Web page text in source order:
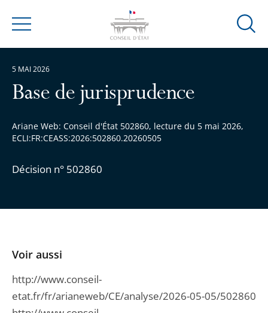
Menu
Ouvrir
Base de jurisprudence
Ariane Web: Conseil d'État 502860, lecture du 5 mai 2026,
ECLI:FR:CEASS:2026:502860.20260505
Décision n° 502860
5 MAI 2026
Voir aussi
http://www.conseil-
etat.fr/fr/arianeweb/CE/analyse/2026-05-05/502860